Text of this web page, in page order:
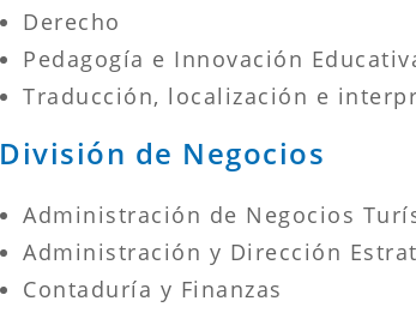
Derecho
Pedagogía e Innovación
Traducción, localización e
División de Negocios
Administración de Negocios
Administración y Dirección
Contaduría y Finanzas